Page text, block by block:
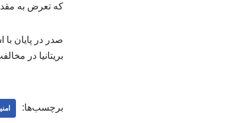
که تعرض به
صدر در پایان
بریتانیا در
برچسب‌ها: